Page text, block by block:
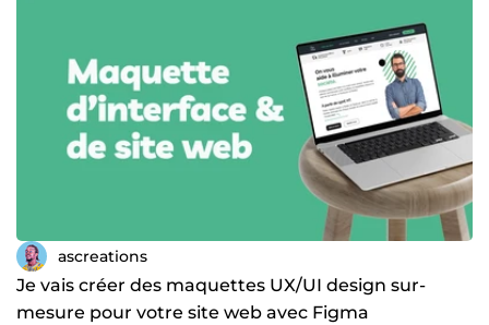
ascreations
Je vais créer des maquettes UX/UI design sur-
mesure pour votre site web avec Figma